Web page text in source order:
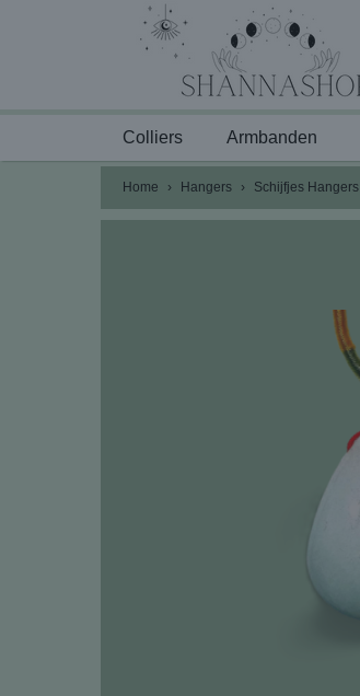
Colliers Armbanden
Home › Hangers › Schijfjes Hangers